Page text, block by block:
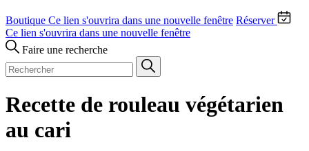
Boutique Ce lien s'ouvrira dans une nouvelle fenêtre Réserver
Ce lien s'ouvrira dans une nouvelle fenêtre
Faire une recherche
Recette de rouleau végétarien
au cari